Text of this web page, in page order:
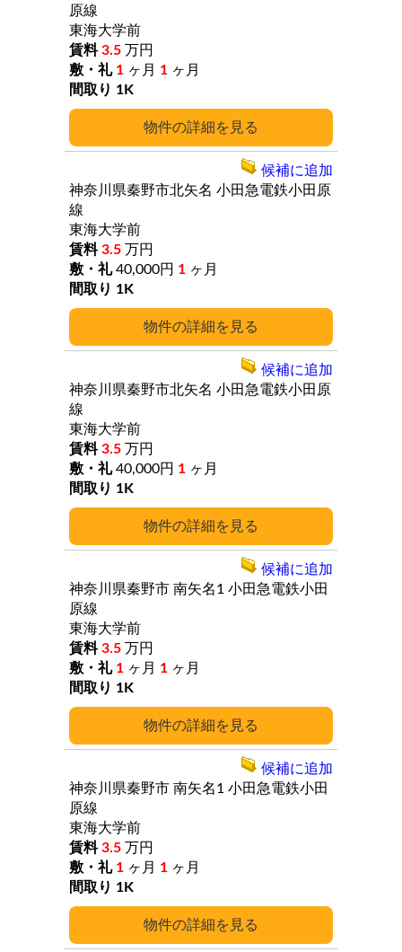
詳細
原線
東海大学前
3.5 万円
1 ヶ月 1 ヶ月
1K
詳細
神奈川県秦野市北矢名 小田急電鉄小田原
線
東海大学前
3.5 万円
40,000円 1 ヶ月
1K
候補に追加
詳細
神奈川県秦野市北矢名 小田急電鉄小田原
線
東海大学前
3.5 万円
40,000円 1 ヶ月
1K
候補に追加
詳細
神奈川県秦野市 南矢名1 小田急電鉄小田
原線
東海大学前
3.5 万円
1 ヶ月 1 ヶ月
1K
候補に追加
詳細
神奈川県秦野市 南矢名1 小田急電鉄小田
原線
東海大学前
3.5 万円
1 ヶ月 1 ヶ月
1K
候補に追加